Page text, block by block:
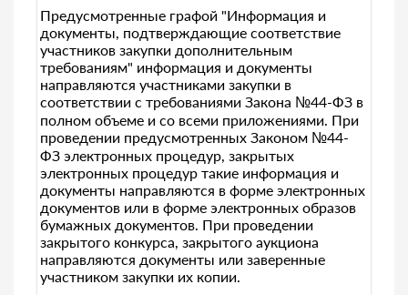
Предусмотренные графой "Информация и
документы, подтверждающие соответствие
участников закупки дополнительным
требованиям" информация и документы
направляются участниками закупки в
соответствии с требованиями Закона №44-ФЗ в
полном объеме и со всеми приложениями. При
проведении предусмотренных Законом №44-
ФЗ электронных процедур, закрытых
электронных процедур такие информация и
документы направляются в форме электронных
документов или в форме электронных образов
бумажных документов. При проведении
закрытого конкурса, закрытого аукциона
направляются документы или заверенные
участником закупки их копии.